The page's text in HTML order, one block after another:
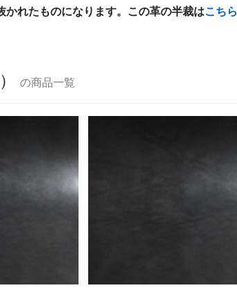
かれたものになります。この革の半裁はこちら
の商品一覧